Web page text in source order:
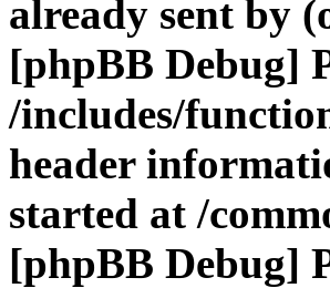
already sent by
[phpBB Debug]
/includes/
header
started at /
[phpBB Debug]